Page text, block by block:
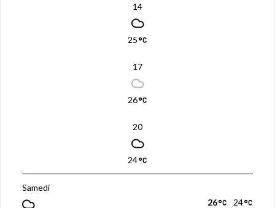
14
25
17
26
20
24
Samedi
24
26